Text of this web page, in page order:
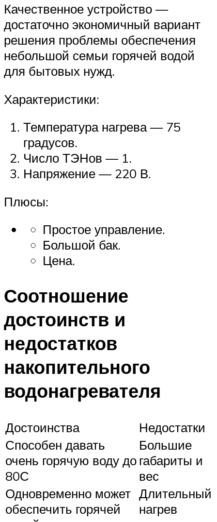
Качественное устройство —
достаточно экономичный вариант
решения проблемы обеспечения
небольшой семьи горячей водой
для бытовых нужд.
Характеристики:
Температура нагрева — 75
градусов.
Число ТЭНов — 1.
Напряжение — 220 В.
Плюсы:
Простое управление.
Большой бак.
Цена.
Соотношение
достоинств и
недостатков
накопительного
водонагревателя
Достоинства
Недостатки
Способен давать
очень горячую воду до
80С
Большие
габариты и
вес
Одновременно может
обеспечить горячей
Длительный
нагрев